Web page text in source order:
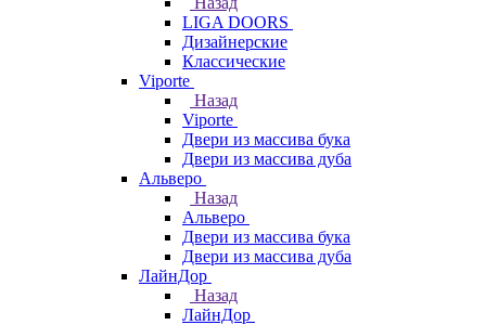
LIGA DOORS
Дизайнерские
Классические
Viporte
Назад
Viporte
Двери из массива бука
Двери из массива дуба
Альверо
Назад
Альверо
Двери из массива бука
Двери из массива дуба
ЛайнДор
Назад
ЛайнДор